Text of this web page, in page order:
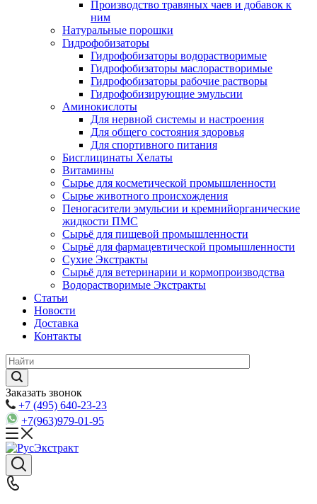
Производство травяных чаев и добавок к
ним
Натуральные порошки
Гидрофобизаторы
Гидрофобизаторы водорастворимые
Гидрофобизаторы маслорастворимые
Гидрофобизаторы рабочие растворы
Гидрофобизирующие эмульсии
Аминокислоты
Для нервной системы и настроения
Для общего состояния здоровья
Для спортивного питания
Бисглицинаты Хелаты
Витамины
Сырье для косметической промышленности
Сырье животного происхождения
Пеногасители эмульсии и кремнийорганические
жидкости ПМС
Сырьё для пищевой промышленности
Сырьё для фармацевтической промышленности
Сухие Экстракты
Сырьё для ветеринарии и кормопроизводства
Водорастворимые Экстракты
Статьи
Новости
Доставка
Контакты
Заказать звонок
+7 (495) 640-23-23
+7(963)979-01-95